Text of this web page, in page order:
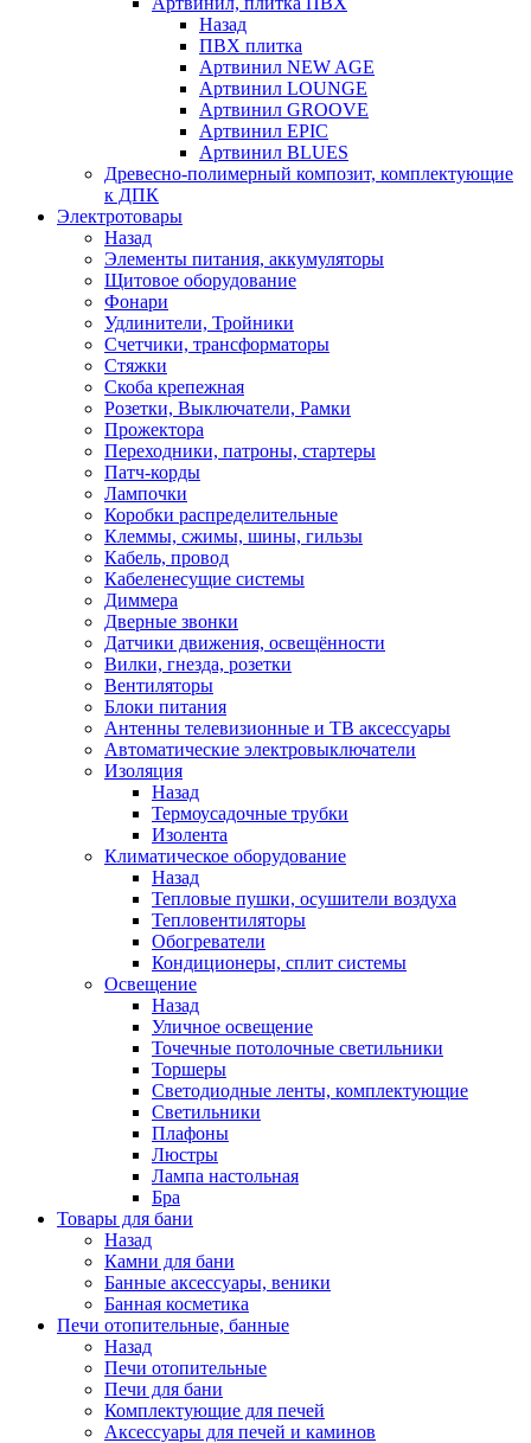
Назад
ПВХ плитка
Артвинил NEW AGE
Артвинил LOUNGE
Артвинил GROOVE
Артвинил EPIC
Артвинил BLUES
Древесно-полимерный композит, комплектующие
к ДПК
Электротовары
Назад
Элементы питания, аккумуляторы
Щитовое оборудование
Фонари
Удлинители, Тройники
Счетчики, трансформаторы
Стяжки
Скоба крепежная
Розетки, Выключатели, Рамки
Прожектора
Переходники, патроны, стартеры
Патч-корды
Лампочки
Коробки распределительные
Клеммы, сжимы, шины, гильзы
Кабель, провод
Кабеленесущие системы
Диммера
Дверные звонки
Датчики движения, освещённости
Вилки, гнезда, розетки
Вентиляторы
Блоки питания
Антенны телевизионные и ТВ аксессуары
Автоматические электровыключатели
Изоляция
Назад
Термоусадочные трубки
Изолента
Климатическое оборудование
Назад
Тепловые пушки, осушители воздуха
Тепловентиляторы
Обогреватели
Кондиционеры, сплит системы
Освещение
Назад
Уличное освещение
Точечные потолочные светильники
Торшеры
Светодиодные ленты, комплектующие
Светильники
Плафоны
Люстры
Лампа настольная
Бра
Товары для бани
Назад
Камни для бани
Банные аксессуары, веники
Банная косметика
Печи отопительные, банные
Назад
Печи отопительные
Печи для бани
Комплектующие для печей
Аксессуары для печей и каминов